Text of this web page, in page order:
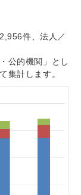
件、法人／
公的機関」とし
集計します。